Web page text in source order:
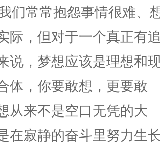
常常抱怨事情很难、
际，但对于一个真正有
说，梦想应该是理想和
体，你要敢想，更要敢
从来不是空口无凭的大
在寂静的奋斗里努力生